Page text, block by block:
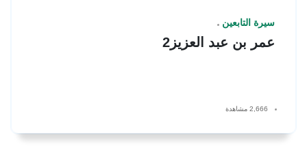
سيرة التابعين
عمر بن عبد العزيز2
2,666 مشاهدة